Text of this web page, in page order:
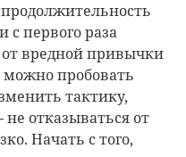
с первого раза
от вредной привычки
можно пробовать
тактику,
отказываться от
Начать с того,